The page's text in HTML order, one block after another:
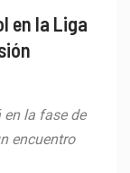
en la Liga
en la fase de
encuentro